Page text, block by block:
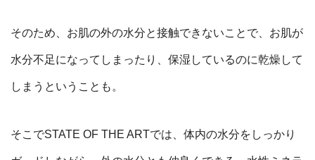
そのため、お肌の外の水分と接触できないことで、お肌が
水分不足になってしまったり、保湿しているのに乾燥して
しまうということも。
そこでSTATE OF THE ARTでは、体内の水分をしっかり